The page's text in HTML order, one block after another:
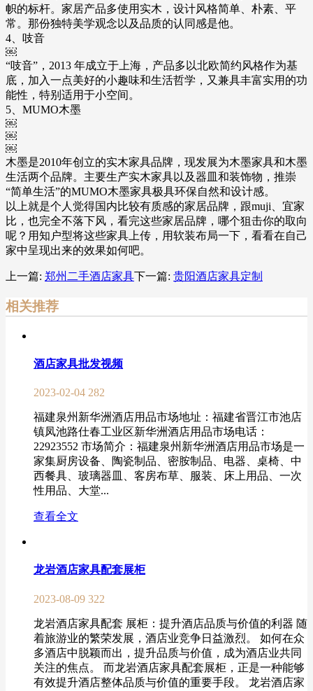
帜的标杆。家居产品多使用实木，设计风格简单、朴素、平
常。那份独特美学观念以及品质的认同感是他。
4、吱音
￼
“吱音”，2013 年成立于上海，产品多以北欧简约风格作为基
底，加入一点美好的小趣味和生活哲学，又兼具丰富实用的功
能性，特别适用于小空间。
5、MUMO木墨
￼
￼
￼
木墨是2010年创立的实木家具品牌，现发展为木墨家具和木墨
生活两个品牌。主要生产实木家具以及器皿和装饰物，推崇
“简单生活”的MUMO木墨家具极具环保自然和设计感。
以上就是个人觉得国内比较有质感的家居品牌，跟muji、宜家
比，也完全不落下风，看完这些家居品牌，哪个狙击你的取向
呢？用知户型将这些家具上传，用软装布局一下，看看在自己
家中呈现出来的效果如何吧。
上一篇: 郑州二手酒店家具下一篇: 贵阳酒店家具定制
相关推荐
酒店家具批发视频
2023-02-04 282
福建泉州新华洲酒店用品市场地址：福建省晋江市池店
镇凤池路仕春工业区新华洲酒店用品市场电话：
22923552 市场简介：福建泉州新华洲酒店用品市场是一
家集厨房设备、陶瓷制品、密胺制品、电器、桌椅、中
西餐具、玻璃器皿、客房布草、服装、床上用品、一次
性用品、大堂...
查看全文
龙岩酒店家具配套展柜
2023-08-09 322
龙岩酒店家具配套 展柜：提升酒店品质与价值的利器 随
着旅游业的繁荣发展，酒店业竞争日益激烈。 如何在众
多酒店中脱颖而出，提升品质与价值，成为酒店业共同
关注的焦点。 而龙岩酒店家具配套展柜，正是一种能够
有效提升酒店整体品质与价值的重要手段。 龙岩酒店家